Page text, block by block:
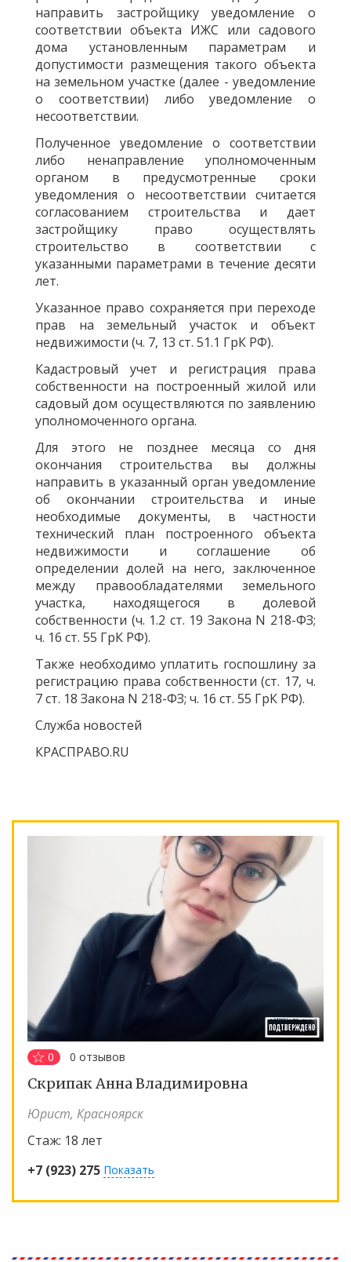
направить застройщику уведомление о
соответствии объекта ИЖС или садового
дома установленным параметрам и
допустимости размещения такого объекта
на земельном участке (далее - уведомление
о соответствии) либо уведомление о
несоответствии.
Полученное уведомление о соответствии
либо ненаправление уполномоченным
органом в предусмотренные сроки
уведомления о несоответствии считается
согласованием строительства и дает
застройщику право осуществлять
строительство в соответствии с
указанными параметрами в течение десяти
лет.
Указанное право сохраняется при переходе
прав на земельный участок и объект
недвижимости (ч. 7, 13 ст. 51.1 ГрК РФ).
Кадастровый учет и регистрация права
собственности на построенный жилой или
садовый дом осуществляются по заявлению
уполномоченного органа.
Для этого не позднее месяца со дня
окончания строительства вы должны
направить в указанный орган уведомление
об окончании строительства и иные
необходимые документы, в частности
технический план построенного объекта
недвижимости и соглашение об
определении долей на него, заключенное
между правообладателями земельного
участка, находящегося в долевой
собственности (ч. 1.2 ст. 19 Закона N 218-ФЗ;
ч. 16 ст. 55 ГрК РФ).
Также необходимо уплатить госпошлину за
регистрацию права собственности (ст. 17, ч.
7 ст. 18 Закона N 218-ФЗ; ч. 16 ст. 55 ГрК РФ).
Служба новостей
КРАСПРАВО.RU
0 0 отзывов
Скрипак Анна Владимировна
Юрист, Красноярск
Стаж: 18 лет
+7 (923) 275 Показать